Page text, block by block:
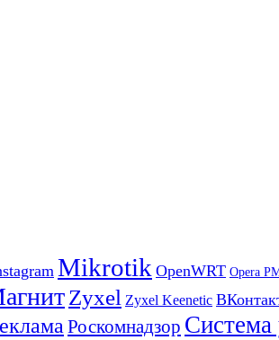
Mikrotik OpenWRT Opera
Zyxel Zyxel Keenetic
Роскомнадзор Система